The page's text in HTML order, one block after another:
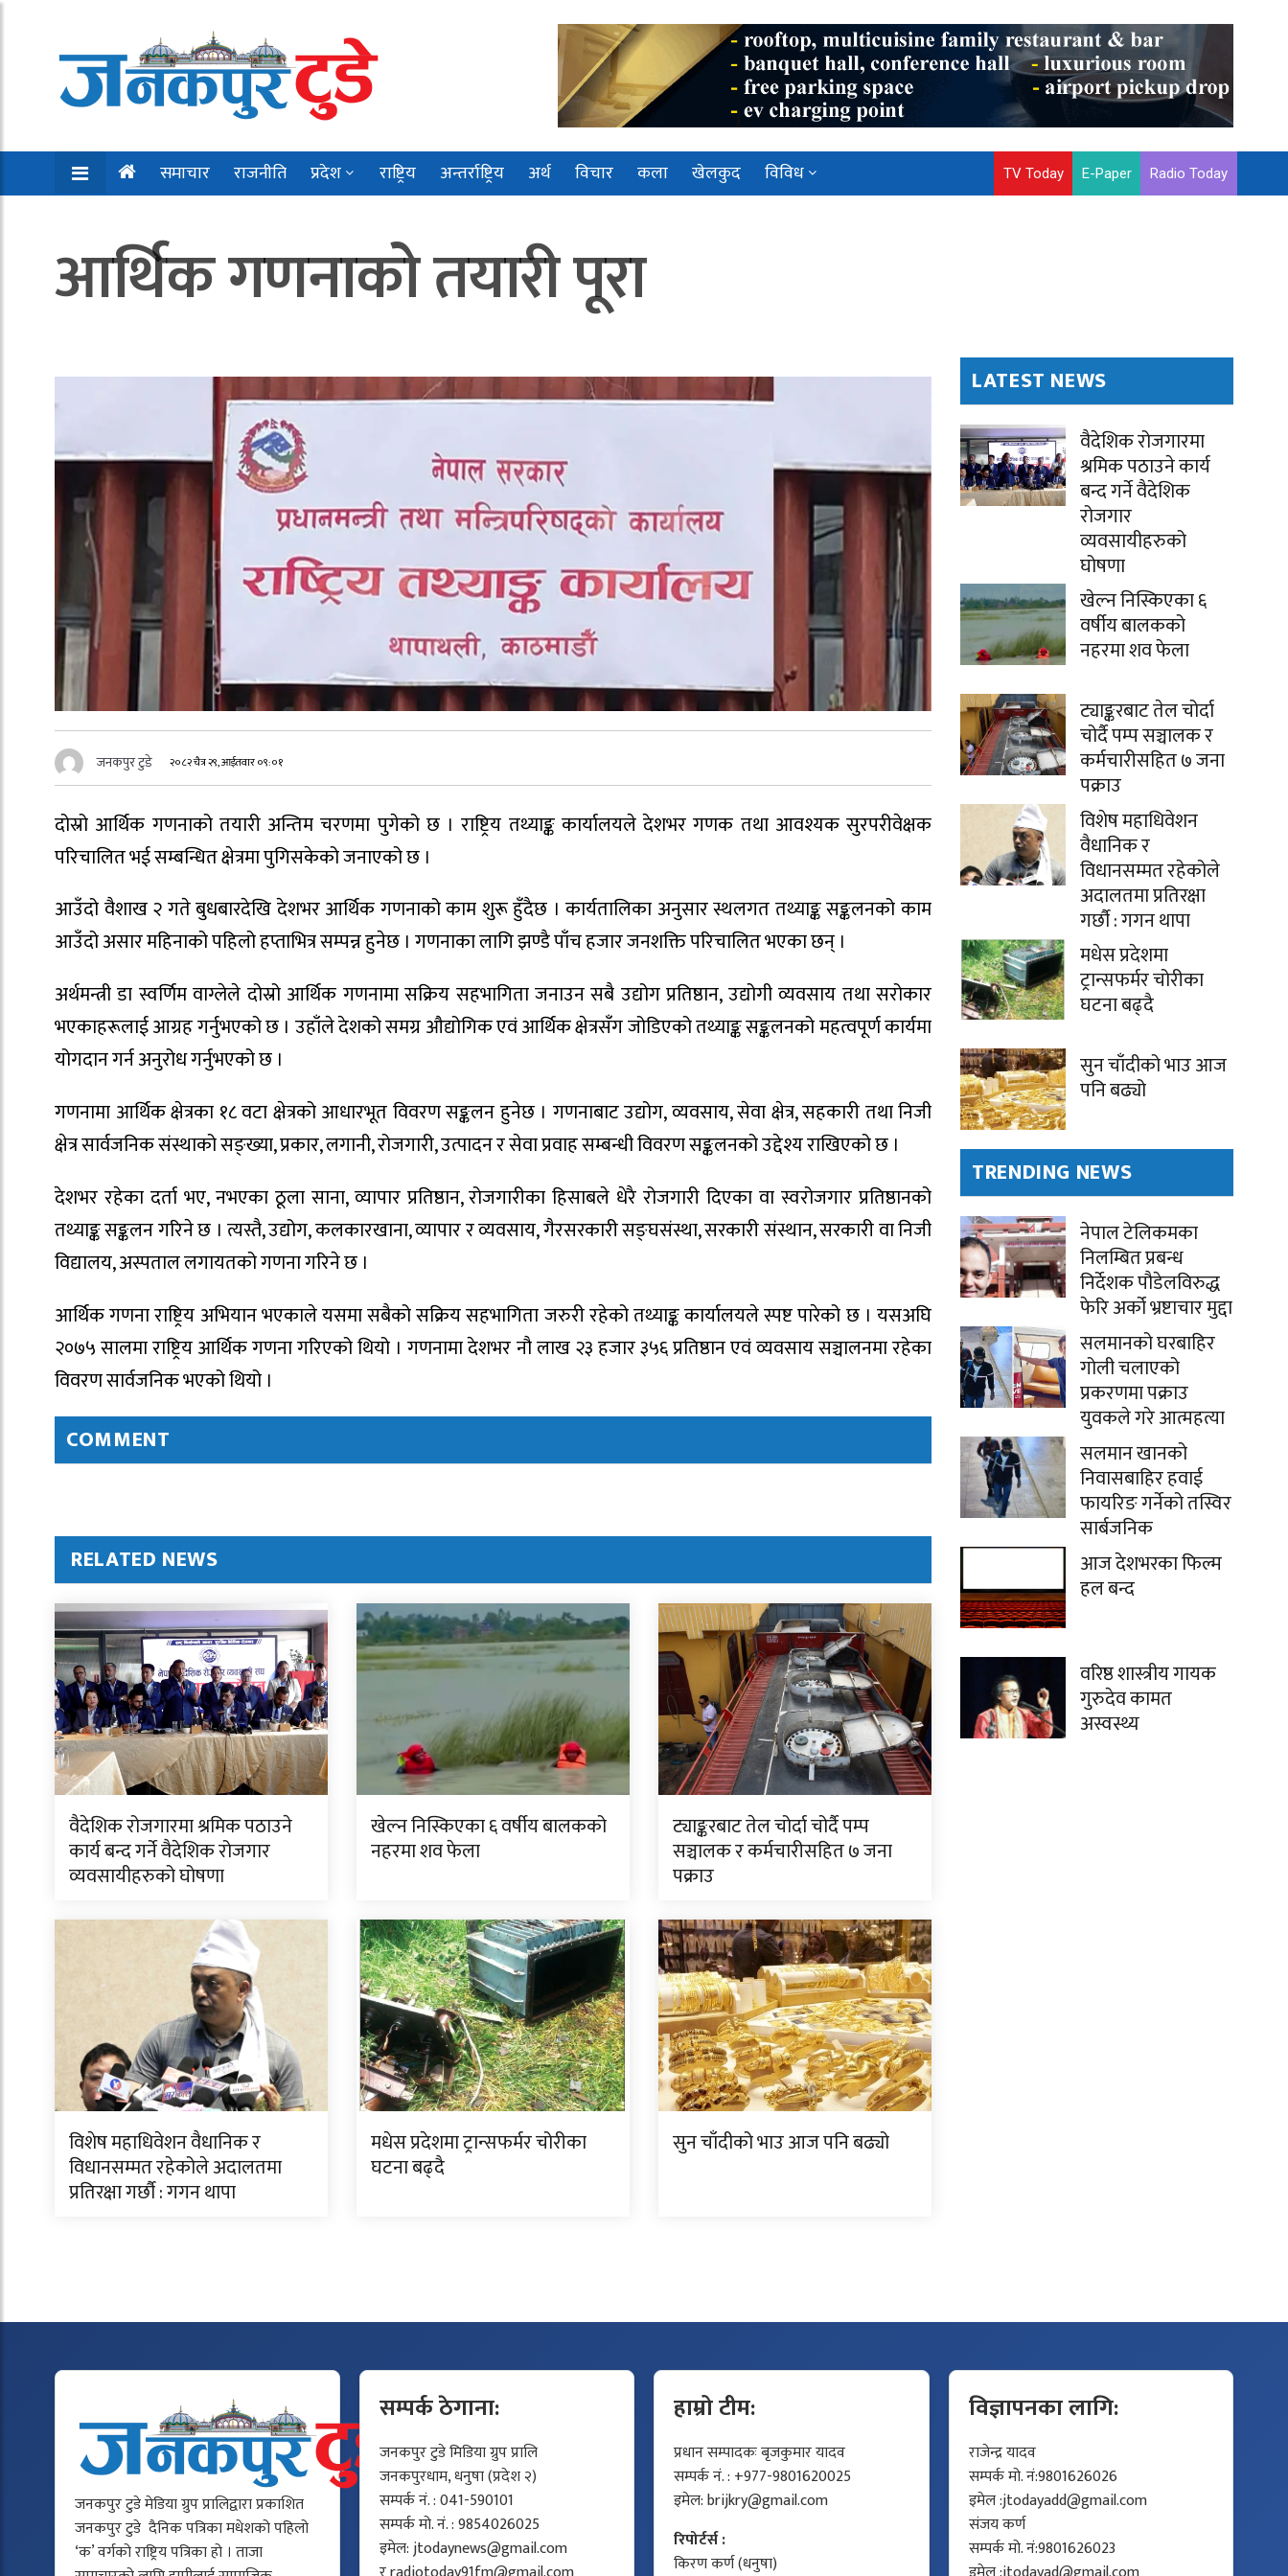
समाचार राजनीति प्रदेश राष्ट्रिय अन्तर्राष्ट्रिय अर्थ विचार कला खेलकुद विविध TV Today E-Paper Radio Today
आर्थिक गणनाको तयारी पूरा
जनकपुर टुडे २०८२ चैत्र २९, आईतवार ०९:०१
दोस्रो आर्थिक गणनाको तयारी अन्तिम चरणमा पुगेको छ । राष्ट्रिय तथ्याङ्क कार्यालयले देशभर गणक तथा आवश्यक सुरपरीवेक्षक
परिचालित भई सम्बन्धित क्षेत्रमा पुगिसकेको जनाएको छ ।
आउँदो वैशाख २ गते बुधबारदेखि देशभर आर्थिक गणनाको काम शुरू हुँदैछ । कार्यतालिका अनुसार स्थलगत तथ्याङ्क सङ्कलनको काम
आउँदो असार महिनाको पहिलो हप्ताभित्र सम्पन्न हुनेछ । गणनाका लागि झण्डै पाँच हजार जनशक्ति परिचालित भएका छन् ।
अर्थमन्त्री डा स्वर्णिम वाग्लेले दोस्रो आर्थिक गणनामा सक्रिय सहभागिता जनाउन सबै उद्योग प्रतिष्ठान, उद्योगी व्यवसाय तथा सरोकार
भएकाहरूलाई आग्रह गर्नुभएको छ । उहाँले देशको समग्र औद्योगिक एवं आर्थिक क्षेत्रसँग जोडिएको तथ्याङ्क सङ्कलनको महत्वपूर्ण कार्यमा
योगदान गर्न अनुरोध गर्नुभएको छ ।
गणनामा आर्थिक क्षेत्रका १८ वटा क्षेत्रको आधारभूत विवरण सङ्कलन हुनेछ । गणनाबाट उद्योग, व्यवसाय, सेवा क्षेत्र, सहकारी तथा निजी
क्षेत्र सार्वजनिक संस्थाको सङ्ख्या, प्रकार, लगानी, रोजगारी, उत्पादन र सेवा प्रवाह सम्बन्धी विवरण सङ्कलनको उद्देश्य राखिएको छ ।
देशभर रहेका दर्ता भए, नभएका ठूला साना, व्यापार प्रतिष्ठान, रोजगारीका हिसाबले धेरै रोजगारी दिएका वा स्वरोजगार प्रतिष्ठानको
तथ्याङ्क सङ्कलन गरिने छ । त्यस्तै, उद्योग, कलकारखाना, व्यापार र व्यवसाय, गैरसरकारी सङ्घसंस्था, सरकारी संस्थान, सरकारी वा निजी
विद्यालय, अस्पताल लगायतको गणना गरिने छ ।
आर्थिक गणना राष्ट्रिय अभियान भएकाले यसमा सबैको सक्रिय सहभागिता जरुरी रहेको तथ्याङ्क कार्यालयले स्पष्ट पारेको छ । यसअघि
२०७५ सालमा राष्ट्रिय आर्थिक गणना गरिएको थियो । गणनामा देशभर नौ लाख २३ हजार ३५६ प्रतिष्ठान एवं व्यवसाय सञ्चालनमा रहेका
विवरण सार्वजनिक भएको थियो ।
COMMENT
RELATED NEWS
वैदेशिक रोजगारमा श्रमिक पठाउने
कार्य बन्द गर्ने वैदेशिक रोजगार
व्यवसायीहरुको घोषणा
खेल्न निस्किएका ६ वर्षीय बालकको
नहरमा शव फेला
ट्याङ्करबाट तेल चोर्दा चोर्दै पम्प
सञ्चालक र कर्मचारीसहित ७ जना
पक्राउ
विशेष महाधिवेशन वैधानिक र
विधानसम्मत रहेकोले अदालतमा
प्रतिरक्षा गर्छौ : गगन थापा
मधेस प्रदेशमा ट्रान्सफर्मर चोरीका
घटना बढ्दै
सुन चाँदीको भाउ आज पनि बढ्यो
LATEST NEWS
वैदेशिक रोजगारमा
श्रमिक पठाउने कार्य
बन्द गर्ने वैदेशिक
रोजगार
व्यवसायीहरुको
घोषणा
खेल्न निस्किएका ६
वर्षीय बालकको
नहरमा शव फेला
ट्याङ्करबाट तेल चोर्दा
चोर्दै पम्प सञ्चालक र
कर्मचारीसहित ७ जना
पक्राउ
विशेष महाधिवेशन
वैधानिक र
विधानसम्मत रहेकोले
अदालतमा प्रतिरक्षा
गर्छौ : गगन थापा
मधेस प्रदेशमा
ट्रान्सफर्मर चोरीका
घटना बढ्दै
सुन चाँदीको भाउ आज
पनि बढ्यो
TRENDING NEWS
नेपाल टेलिकमका
निलम्बित प्रबन्ध
निर्देशक पौडेलविरुद्ध
फेरि अर्को भ्रष्टाचार मुद्दा
सलमानको घरबाहिर
गोली चलाएको
प्रकरणमा पक्राउ
युवकले गरे आत्महत्या
सलमान खानको
निवासबाहिर हवाई
फायरिङ गर्नेको तस्विर
सार्बजनिक
आज देशभरका फिल्म
हल बन्द
वरिष्ठ शास्त्रीय गायक
गुरुदेव कामत
अस्वस्थ्य
जनकपुर टुडे मेडिया ग्रुप प्रालिद्वारा प्रकाशित
जनकपुर टुडे दैनिक पत्रिका मधेशको पहिलो
‘क’ वर्गको राष्ट्रिय पत्रिका हो । ताजा
सम्पर्क ठेगाना:
जनकपुर टुडे मिडिया ग्रुप प्रालि
जनकपुरधाम, धनुषा (प्रदेश २)
सम्पर्क नं. : 041-590101
सम्पर्क मो. नं. : 9854026025
इमेल:jtodaynews@gmail.com
हाम्रो टीम:
प्रधान सम्पादकः बृजकुमार यादव
सम्पर्क नं. : +977-9801620025
इमेल:brijkry@gmail.com
रिपोर्टर्स :
किरण कर्ण (धनुषा)
विज्ञापनका लागि:
राजेन्द्र यादव
सम्पर्क मो. नं:9801626026
इमेल :jtodayadd@gmail.com
संजय कर्ण
सम्पर्क मो. नं:9801626023